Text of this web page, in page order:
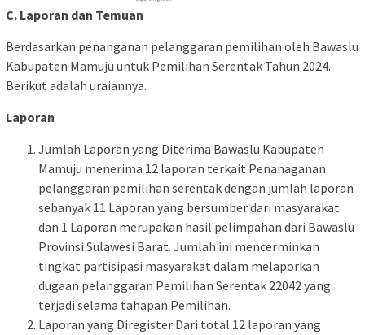
C. Laporan dan Temuan
Berdasarkan penanganan pelanggaran pemilihan oleh Bawaslu
Kabupaten Mamuju untuk Pemilihan Serentak Tahun 2024.
Berikut adalah uraiannya.
Laporan
Jumlah Laporan yang Diterima Bawaslu Kabupaten
Mamuju menerima 12 laporan terkait Penanaganan
pelanggaran pemilihan serentak dengan jumlah laporan
sebanyak 11 Laporan yang bersumber dari masyarakat
dan 1 Laporan merupakan hasil pelimpahan dari Bawaslu
Provinsi Sulawesi Barat. Jumlah ini mencerminkan
tingkat partisipasi masyarakat dalam melaporkan
dugaan pelanggaran Pemilihan Serentak 22042 yang
terjadi selama tahapan Pemilihan.
Laporan yang Diregister Dari total 12 laporan yang